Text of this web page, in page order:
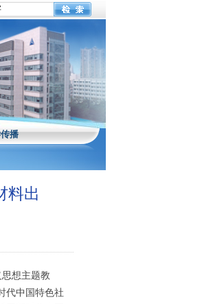
播
料出
想主题教
代中国特色社